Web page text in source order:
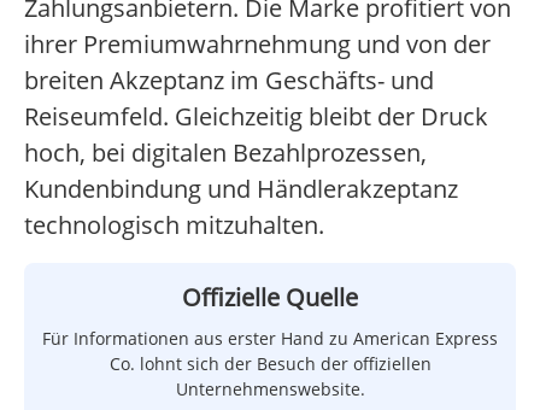
Zahlungsanbietern. Die Marke profitiert von
ihrer Premiumwahrnehmung und von der
breiten Akzeptanz im Geschäfts- und
Reiseumfeld. Gleichzeitig bleibt der Druck
hoch, bei digitalen Bezahlprozessen,
Kundenbindung und Händlerakzeptanz
technologisch mitzuhalten.
Offizielle Quelle
Für Informationen aus erster Hand zu American Express
Co. lohnt sich der Besuch der offiziellen
Unternehmenswebsite.